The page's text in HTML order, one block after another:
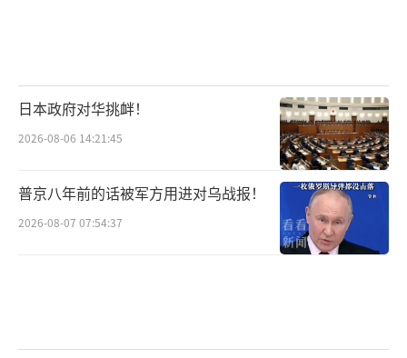
日本政府对华挑衅！
2026-08-06 14:21:45
普京八年前的话被军方用进对乌战报！
2026-08-07 07:54:37